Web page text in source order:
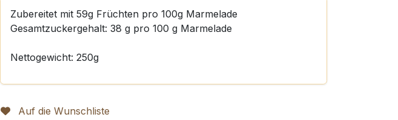
Zubereitet mit 59g Früchten pro 100g Marmelade
Gesamtzuckergehalt: 38 g pro 100 g Marmelade
Nettogewicht: 250g
Auf die Wunschliste